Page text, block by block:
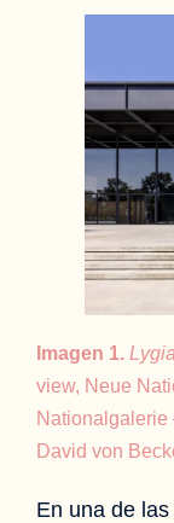
Imagen 1.
view, Neue
Nationalgalerie
David von
En una de